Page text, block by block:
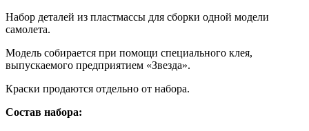
Набор деталей из пластмассы для сборки одной модели
самолета.
Модель собирается при помощи специального клея,
выпускаемого предприятием «Звезда».
Краски продаются отдельно от набора.
Состав набора: